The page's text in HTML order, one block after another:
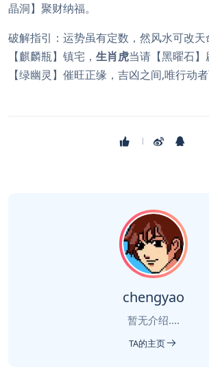
晶洞】聚财纳福。
破解指引：运势虽有定数，然风水可改天
【麒麟瓶】镇宅， 生肖虎当请【黑曜石】
【绿幽灵】催旺正缘，吉凶之间,唯行动者
chengyao
暂无介绍....
TA的主页